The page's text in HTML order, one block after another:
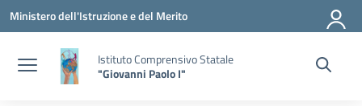
Vai ai contenuti
Vai al menu di navigazione
Vai al footer
Ministero dell'Istruzione e del Merito
Istituto Comprensivo Statale
"Giovanni Paolo I"